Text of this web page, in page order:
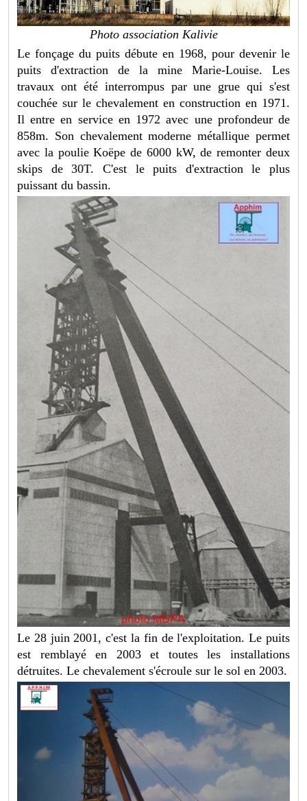
Photo association Kalivie
Le fonçage du puits débute en 1968, pour devenir le
puits d'extraction de la mine Marie-Louise. Les
travaux ont été interrompus par une grue qui s'est
couchée sur le chevalement en construction en 1971.
Il entre en service en 1972 avec une profondeur de
858m. Son chevalement moderne métallique permet
avec la poulie Koëpe de 6000 kW, de remonter deux
skips de 30T. C'est le puits d'extraction le plus
puissant du bassin.
Le 28 juin 2001, c'est la fin de l'exploitation. Le puits
est remblayé en 2003 et toutes les installations
détruites. Le chevalement s'écroule sur le sol en 2003.